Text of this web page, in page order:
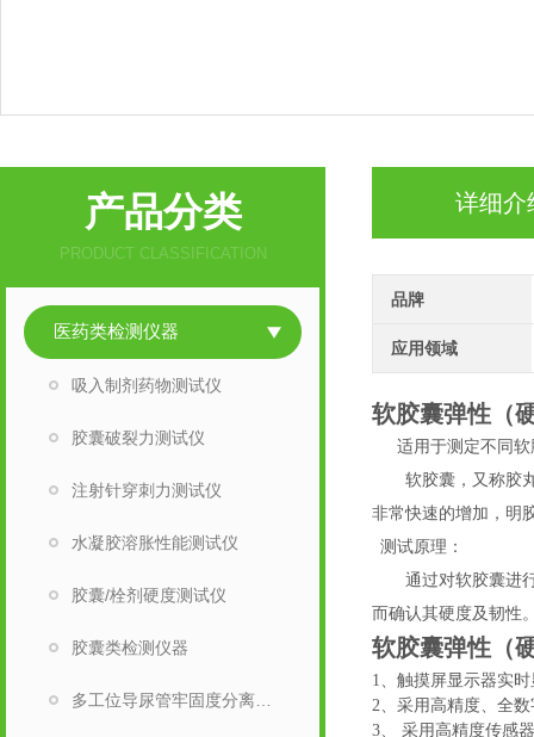
详细介
品牌
应用领域
软胶囊弹性（
适用于测定不同
软胶囊，又称胶
非常快速的增加，明
测试原理：
通过对软胶囊进
而确认其硬度及韧性
软胶囊弹性（
1、 触摸屏显示器实
2、 采用高精度、全
3、
采用高精度传感
产品分类
PRODUCT CLASSIFICATION
医药类检测仪器
吸入制剂药物测试仪
胶囊破裂力测试仪
注射针穿刺力测试仪
水凝胶溶胀性能测试仪
胶囊/栓剂硬度测试仪
胶囊类检测仪器